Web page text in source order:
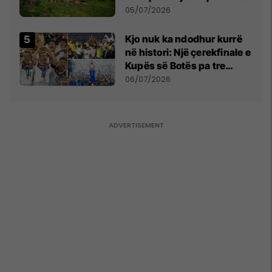
tani ata i pret një sfidë e
05/07/2026
Kjo nuk ka ndodhur kurrë
në histori: Një çerekfinale e
Kupës së Botës pa tre
vendet legjendare të
06/07/2026